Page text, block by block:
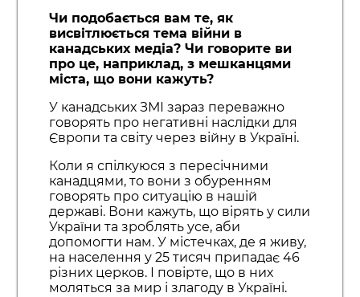
Чи подобається вам те, як
висвітлюється тема війни в
канадських медіа? Чи говорите ви
про це, наприклад, з мешканцями
міста, що вони кажуть?
У канадських ЗМІ зараз переважно
говорять про негативні наслідки для
Європи та світу через війну в Україні.
Коли я спілкуюся з пересічними
канадцями, то вони з обуренням
говорять про ситуацію в нашій
державі. Вони кажуть, що вірять у сили
України та зроблять усе, аби
допомогти нам. У містечках, де я живу,
на населення у 25 тисяч припадає 46
різних церков. І повірте, що в них
моляться за мир і злагоду в Україні.